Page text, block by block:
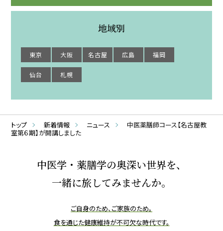
地域別
東京 大阪 名古屋 広島 福岡
仙台 札幌
トップ 新着情報 ニュース
中医薬膳師コース【名古屋教
室第６期】が開講しました
中医学・薬膳学の奥深い世界を、
一緒に旅してみませんか。
ご自身のため、ご家族のため。
食を通じた健康維持が不可欠な時代です。